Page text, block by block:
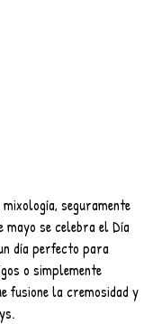
seguramente
mayo se celebra el Día
día perfecto para
o simplemente
fusione la cremosidad y